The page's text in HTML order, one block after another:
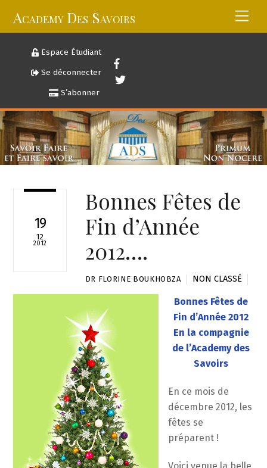
Academy Des Savoirs
Espace Étudiant
Se déconnecter
S’abonner
19
12
2012
Bonnes Fêtes de
Fin d’Année
2012….
DR FLORINE BOUKHOBZA NON CLASSÉ
Bonnes Fêtes de
Fin d’Année 2012
En la compagnie
de l’Academy des
Savoirs
En ce mois de
décembre 2012, les
fêtes se
préparent !